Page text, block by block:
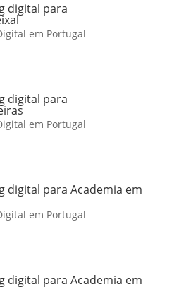
digital para
em Portugal
digital para
em Portugal
digital para Academia em
em Portugal
digital para Academia em